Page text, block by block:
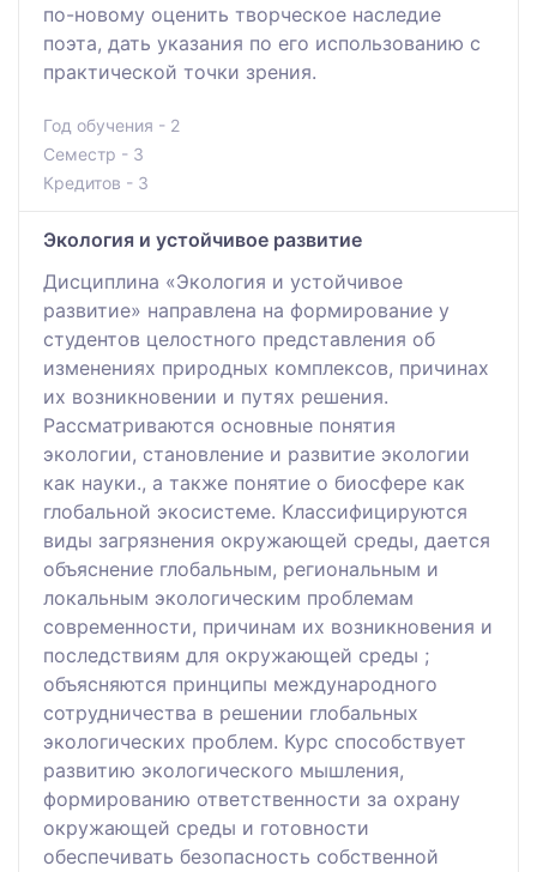
по-новому оценить творческое наследие
поэта, дать указания по его использованию с
практической точки зрения.
Год обучения - 2
Семестр - 3
Кредитов - 3
Экология и устойчивое развитие
Дисциплина «Экология и устойчивое
развитие» направлена на формирование у
студентов целостного представления об
изменениях природных комплексов, причинах
их возникновении и путях решения.
Рассматриваются основные понятия
экологии, становление и развитие экологии
как науки., а также понятие о биосфере как
глобальной экосистеме. Классифицируются
виды загрязнения окружающей среды, дается
объяснение глобальным, региональным и
локальным экологическим проблемам
современности, причинам их возникновения и
последствиям для окружающей среды ;
объясняются принципы международного
сотрудничества в решении глобальных
экологических проблем. Курс способствует
развитию экологического мышления,
формированию ответственности за охрану
окружающей среды и готовности
обеспечивать безопасность собственной